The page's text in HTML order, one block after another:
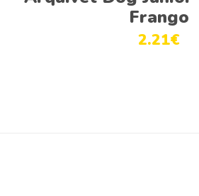
Frango
2.21€